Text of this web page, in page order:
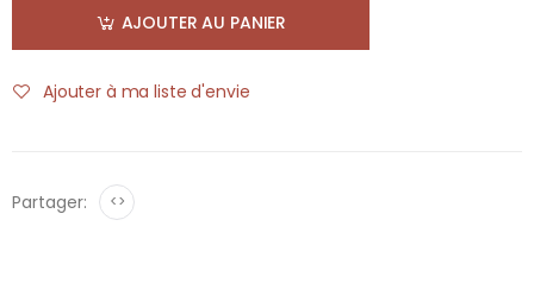
AJOUTER AU PANIER
Ajouter à ma liste d'envie
Partager: <>